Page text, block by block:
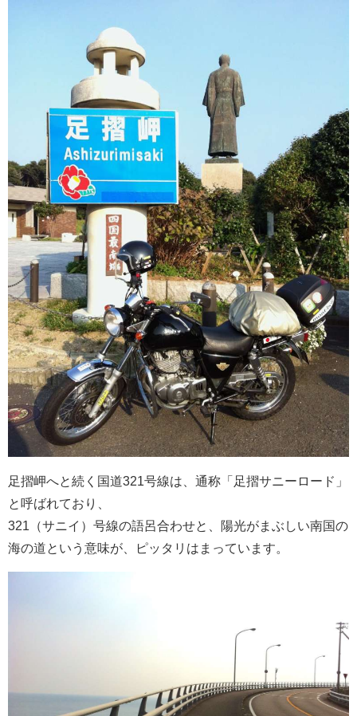
足摺岬へと続く国道321号線は、通称「足摺サニーロード」
と呼ばれており、
321（サニイ）号線の語呂合わせと、陽光がまぶしい南国の
海の道という意味が、ピッタリはまっています。